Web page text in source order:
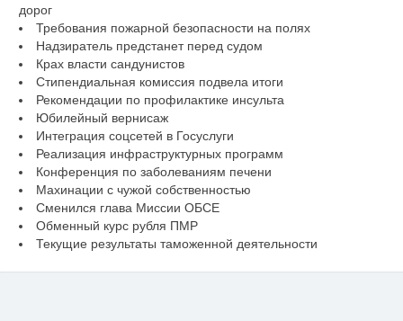
дорог
Требования пожарной безопасности на полях
Надзиратель предстанет перед судом
Крах власти сандунистов
Стипендиальная комиссия подвела итоги
Рекомендации по профилактике инсульта
Юбилейный вернисаж
Интеграция соцсетей в Госуслуги
Реализация инфраструктурных программ
Конференция по заболеваниям печени
Махинации с чужой собственностью
Сменился глава Миссии ОБСЕ
Обменный курс рубля ПМР
Текущие результаты таможенной деятельности